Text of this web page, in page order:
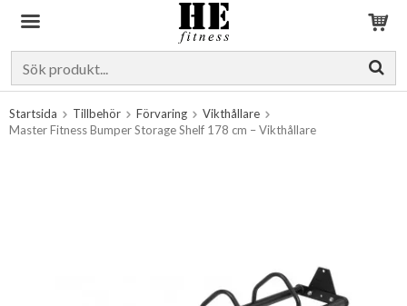
Startsida Tillbehör Förvaring
Vikthållare
Master Fitness Bumper Storage Shelf 178 cm – Vikthållare